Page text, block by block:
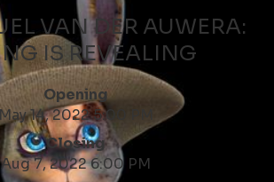
VAN DER AUWERA:
IS REVEALING
Opening
May 14, 2022 5:00 PM
Closing
Aug 7, 2022 6:00 PM